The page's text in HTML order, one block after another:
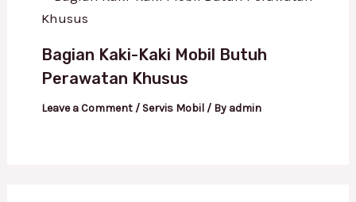
Bagian Kaki-Kaki Mobil Butuh
Perawatan Khusus
Leave a Comment / Servis Mobil/ By admin